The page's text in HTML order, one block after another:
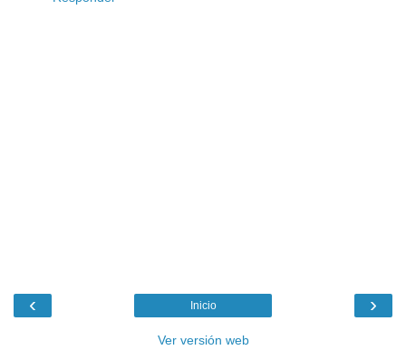
‹ ›
Inicio
Ver versión web